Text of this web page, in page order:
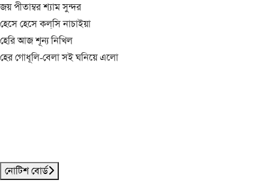
জয় পীতাম্বর শ্যাম সুন্দর
হেসে হেসে কল্‌সি নাচাইয়া
হেরি আজ শূন্য নিখিল
হের গোধূলি-বেলা সই ঘনিয়ে এলো
নোটিশ বোর্ড